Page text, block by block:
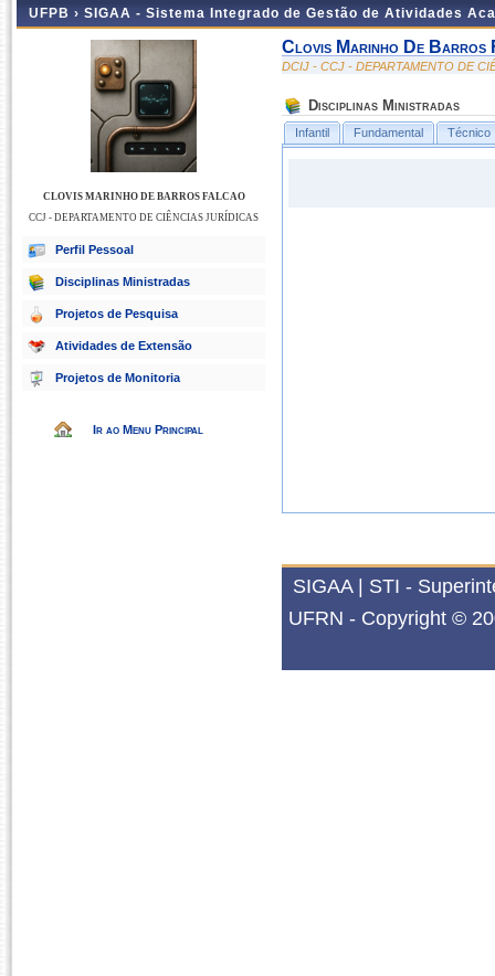
UFPB › SIGAA - Sistema Integrado de Gestão de Atividades
CLOVIS MARINHO DE BARROS FALCAO
CCJ - DEPARTAMENTO DE CIÊNCIAS JURÍDICAS
Perfil Pessoal
Disciplinas Ministradas
Projetos de Pesquisa
Atividades de Extensão
Projetos de Monitoria
Ir ao Menu Principal
Clovis Marinho De Barros
DCIJ - CCJ - DEPARTAMENTO DE
Disciplinas Ministradas
Infantil Fundamental Técnico
SIGAA | STI -
UFRN - Copyright ©